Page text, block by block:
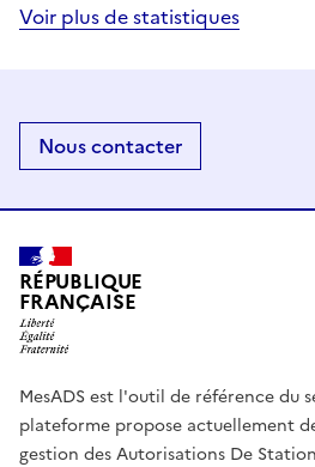
Voir plus de statistiques
Nous contacter
RÉPUBLIQUE
FRANÇAISE
MesADS est l'outil de référence du
plateforme propose actuellement
gestion des Autorisations De